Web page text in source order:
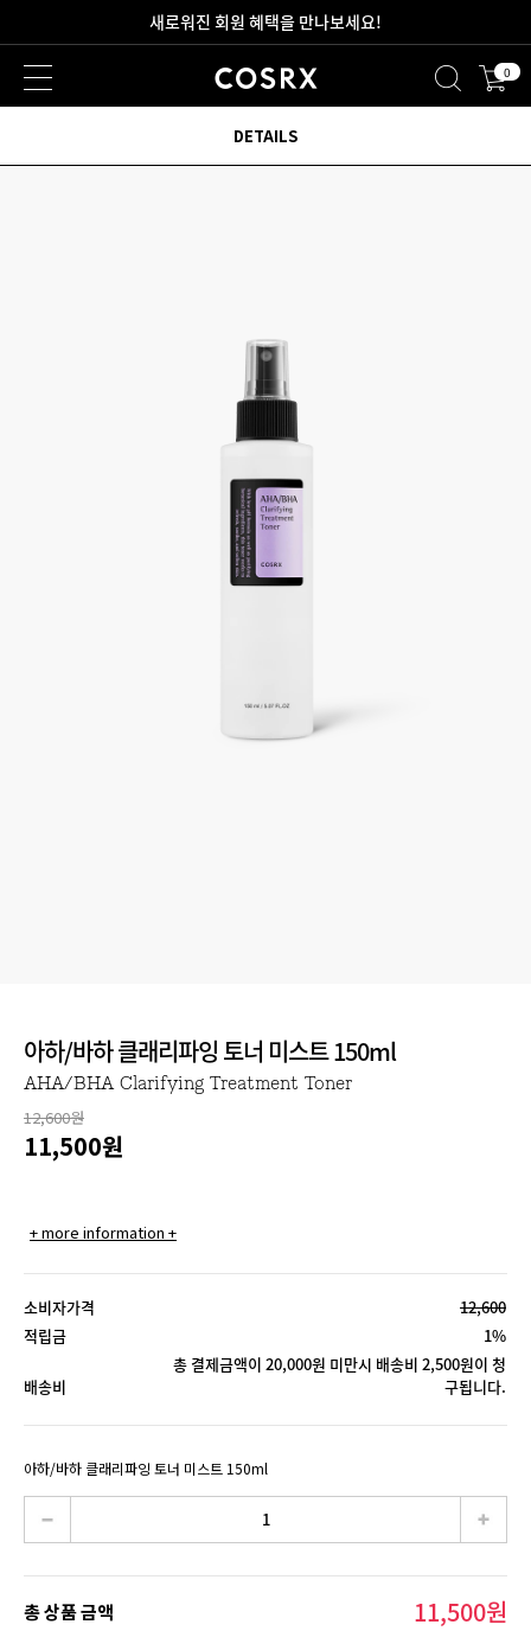
2만원 이상 무료 배송
새로워진 회원 혜택을 만나보세요! 0
아하/바하 클래리파잉 토너 미스트 150ml
AHA/BHA Clarifying Treatment Toner
12,600원
11,500원
+ more information +
소비자가격
12,600
적립금
1%
배송비
총 결제금액이 20,000원 미만시 배송비 2,500원이 청
구됩니다.
아하/바하 클래리파잉 토너 미스트 150ml
총 상품 금액 11,500원
DETAILS